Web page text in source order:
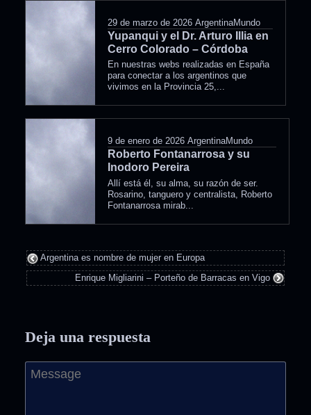
29 de marzo de 2026 ArgentinaMundo
Yupanqui y el Dr. Arturo Illia en
Cerro Colorado – Córdoba
En nuestras webs realizadas en España
para conectar a los argentinos que
vivimos en la Provincia 25,...
9 de enero de 2026 ArgentinaMundo
Roberto Fontanarrosa y su
Inodoro Pereira
Allí está él, su alma, su razón de ser.
Rosarino, tanguero y centralista, Roberto
Fontanarrosa mirab...
Argentina es nombre de mujer en Europa
Enrique Migliarini – Porteño de Barracas en Vigo
Deja una respuesta